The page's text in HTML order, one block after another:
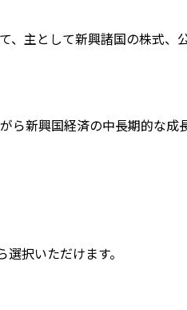
主として新興諸国の株式
新興国経済の中長期的な成
択いただけます。